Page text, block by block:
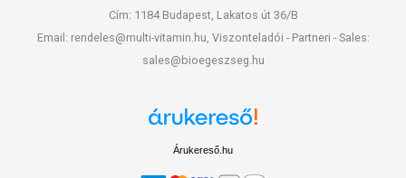
Cím: 1184 Budapest, Lakatos út 36/B
Email: rendeles@multi-vitamin.hu, Viszonteladói - Partneri - Sales:
sales@bioegeszseg.hu
Árukereső.hu